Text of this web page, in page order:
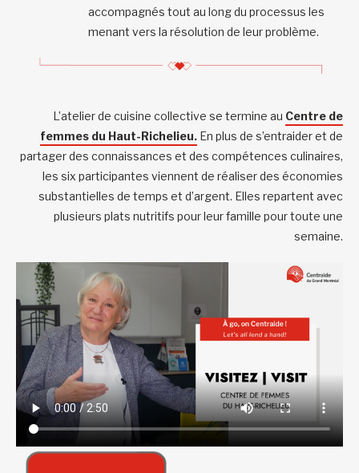
accompagnés tout au long du processus les
menant vers la résolution de leur problème.
L’atelier de cuisine collective se termine au Centre de
femmes du Haut-Richelieu. En plus de s’entraider et de
partager des connaissances et des compétences culinaires,
les six participantes viennent de réaliser des économies
substantielles de temps et d’argent. Elles repartent avec
plusieurs plats nutritifs pour leur famille pour toute une
semaine.